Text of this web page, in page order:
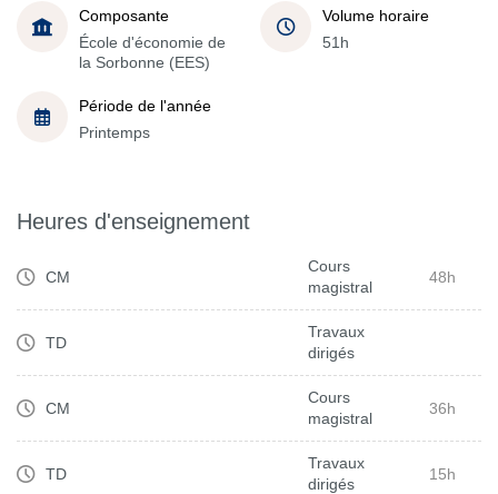
Composante
École d'économie de
la Sorbonne (EES)
Volume horaire
51h
Période de l'année
Printemps
Heures d'enseignement
CM
Cours
magistral
48h
TD
Travaux
dirigés
CM
Cours
magistral
36h
TD
Travaux
dirigés
15h